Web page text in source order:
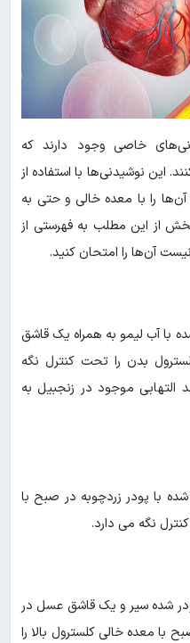
خاصی وجود دارند که
این نوشیدنی‌ها با استفاده از
را با معده خالی و حتی به
از این مطلب به فهرستی از
آن‌ها را امتحان کنید.
با آب لیمو به همراه یک قاشق
بدن را تحت کنترل نگه
موجود در زنجبیل به
با پودر زردچوبه در صبح با
نگه می دارد.
شده سیر و یک قاشق عسل در
با معده خالی کلسترول بالا را